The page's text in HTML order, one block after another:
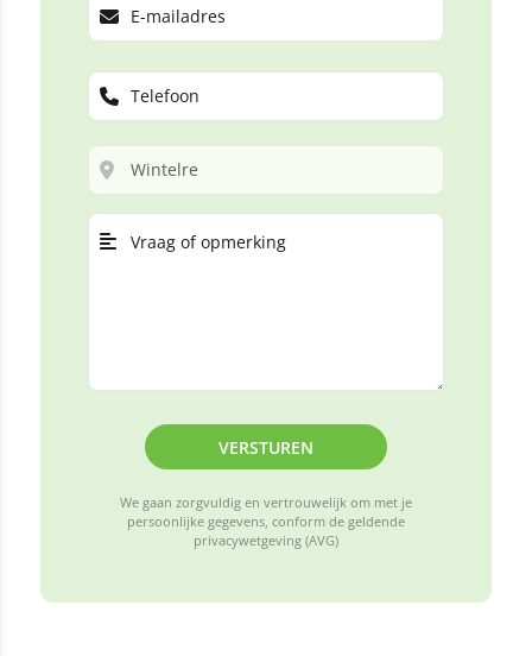
VERSTUREN
We gaan zorgvuldig en vertrouwelijk om met je
persoonlijke gegevens, conform de geldende
privacywetgeving (AVG)